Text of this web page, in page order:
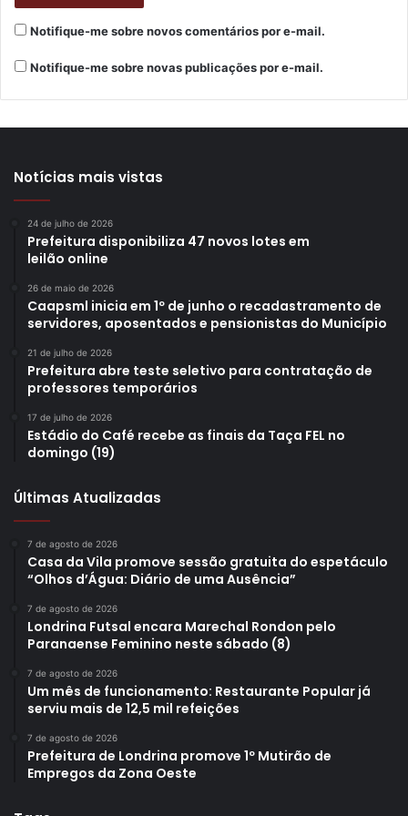
importância, para que nossas crianças possam participar
do trânsito de maneira mais segura”, pontuou.
Para receber mais informações sobre o treinamento de
docentes, bem como requisitar apresentações do
espetáculo “Amigos do Trânsito” – que, em 2022, já
interessados podem entrar em contato com a CMTU pelo
formulário disponibilizado no site
na aba educação no trânsito. O telefone (43) 3379-7609
também está disponível para a elucidação de dúvidas.
Texto: Danylo Alvares
Gostei
Etiquetas
Amigos do Trânsito
Centros Municipais de Educação Infantil
CMTU
educação no trânsito
escolas municipais
Notifique-me sobre novos comentários por e-mail.
Notifique-me sobre novas publicações por e-mail.
Notícias mais vistas
24 de julho de 2026
Prefeitura disponibiliza 47 novos lotes em
leilão online
26 de maio de 2026
Caapsml inicia em 1º de junho o recadastramento de
servidores, aposentados e pensionistas do Município
21 de julho de 2026
Prefeitura abre teste seletivo para contratação de
professores temporários
17 de julho de 2026
Estádio do Café recebe as finais da Taça FEL no
domingo (19)
Últimas Atualizadas
7 de agosto de 2026
Casa da Vila promove sessão gratuita do espetáculo
“Olhos d’Água: Diário de uma Ausência”
7 de agosto de 2026
Londrina Futsal encara Marechal Rondon pelo
Paranaense Feminino neste sábado (8)
7 de agosto de 2026
Um mês de funcionamento: Restaurante Popular já
serviu mais de 12,5 mil refeições
7 de agosto de 2026
Prefeitura de Londrina promove 1º Mutirão de
Empregos da Zona Oeste